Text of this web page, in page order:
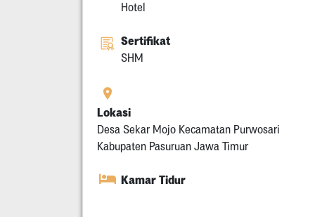
Hotel
Sertifikat
SHM
Lokasi
Desa Sekar Mojo Kecamatan Purwosari
Kabupaten Pasuruan Jawa Timur
Kamar Tidur